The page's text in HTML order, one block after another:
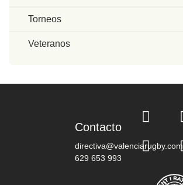
Torneos
Veteranos
Contacto
directiva@valenciarugby.com
629 653 993